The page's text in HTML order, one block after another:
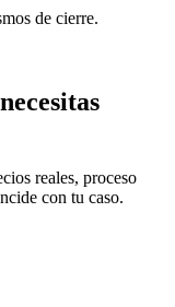
de cierre.
reales, proceso
con tu caso.